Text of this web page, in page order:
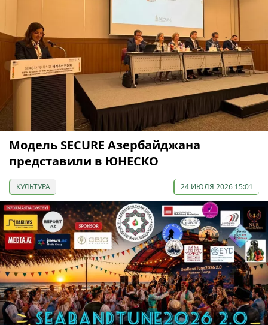
Модель SECURE Азербайджана
представили в ЮНЕСКО
КУЛЬТУРА 24 ИЮЛЯ 2026 15:01